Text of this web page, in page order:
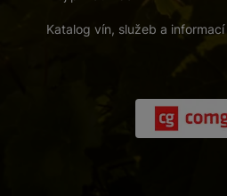
Katalog vín, služeb a informací